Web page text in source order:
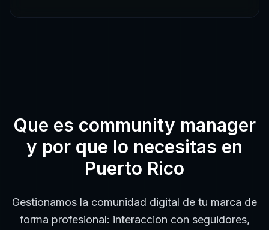
Que es community manager
y por que lo necesitas en
Puerto Rico
Gestionamos la comunidad digital de tu marca de
forma profesional: interaccion con seguidores,